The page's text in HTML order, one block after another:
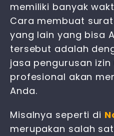
memiliki banyak
Cara membuat
yang lain yang bisa
tersebut adalah
jasa pengurusan
profesional akan
Anda.
Misalnya seperti di
merupakan salah